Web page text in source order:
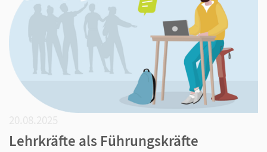
Lehrkräfte als Führungskräfte